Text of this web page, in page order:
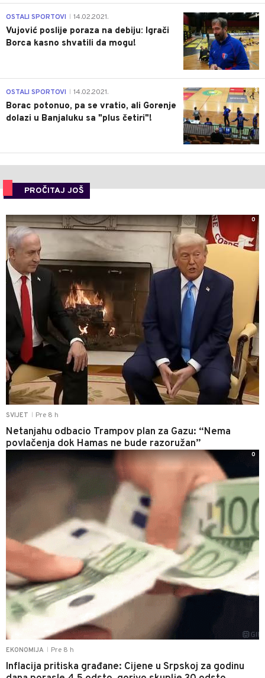
1
OSTALI SPORTOVI 14.02.2021.
Vujović poslije poraza na debiju: Igrači
Borca kasno shvatili da mogu!
3
OSTALI SPORTOVI 14.02.2021.
Borac potonuo, pa se vratio, ali Gorenje
dolazi u Banjaluku sa "plus četiri"!
PROČITAJ JOŠ
SVIJET Pre 8 h
Netanjahu odbacio Trampov plan za Gazu: “Nema
povlačenja dok Hamas ne bude razoružan”
0
EKONOMIJA Pre 8 h
Inflacija pritiska građane: Cijene u Srpskoj za godinu
0